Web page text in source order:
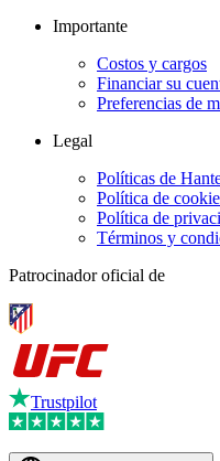
Importante
Costos y cargos
Financiar su
Preferencias de
Legal
Políticas de
Política de
Política de
Términos y
Patrocinador oficial de
Trustpilot